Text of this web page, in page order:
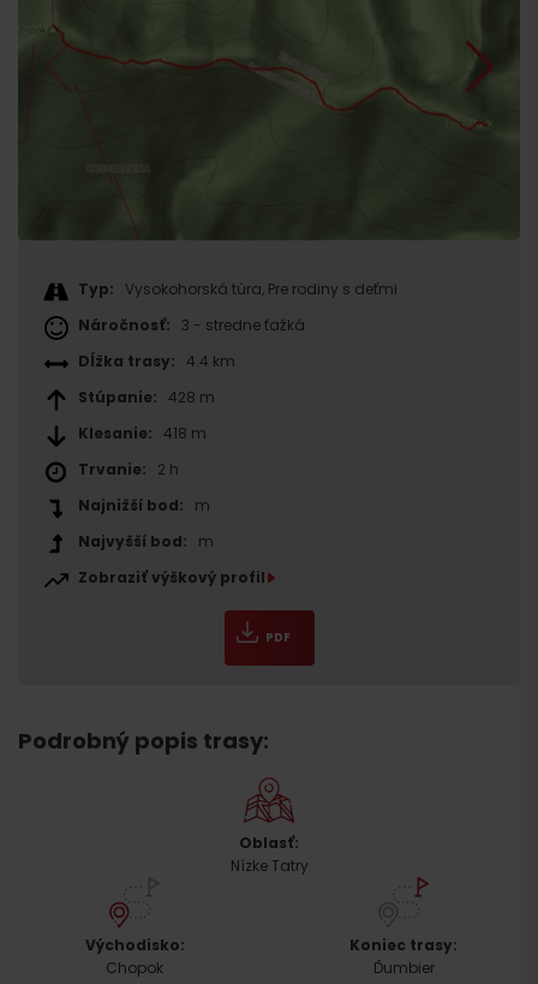
Typ: Vysokohorská túra, Pre rodiny s deťmi
Náročnosť: 3 - stredne ťažká
Dĺžka trasy: 4.4 km
Stúpanie: 428 m
Klesanie: 418 m
Trvanie:
2 h
Najnižší bod:
m
Najvyšší bod:
m
Zobraziť výškový profil
PDF
Podrobný popis trasy:
Oblasť:
Nízke Tatry
Východisko:
Chopok
Koniec trasy:
Ďumbier